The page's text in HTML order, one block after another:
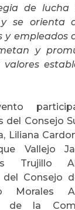
de lucha
y se orienta
y empleados
y
del Consejo
Liliana
Vallejo
Trujillo
del Consejo
Morales
de la